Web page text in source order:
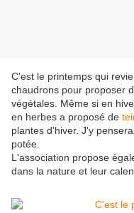
C'est le printemps qui
chaudrons pour proposer
végétales. Même si en
en herbes a proposé de
plantes d'hiver. J'y
potée.
L'association propose
dans la nature et leur